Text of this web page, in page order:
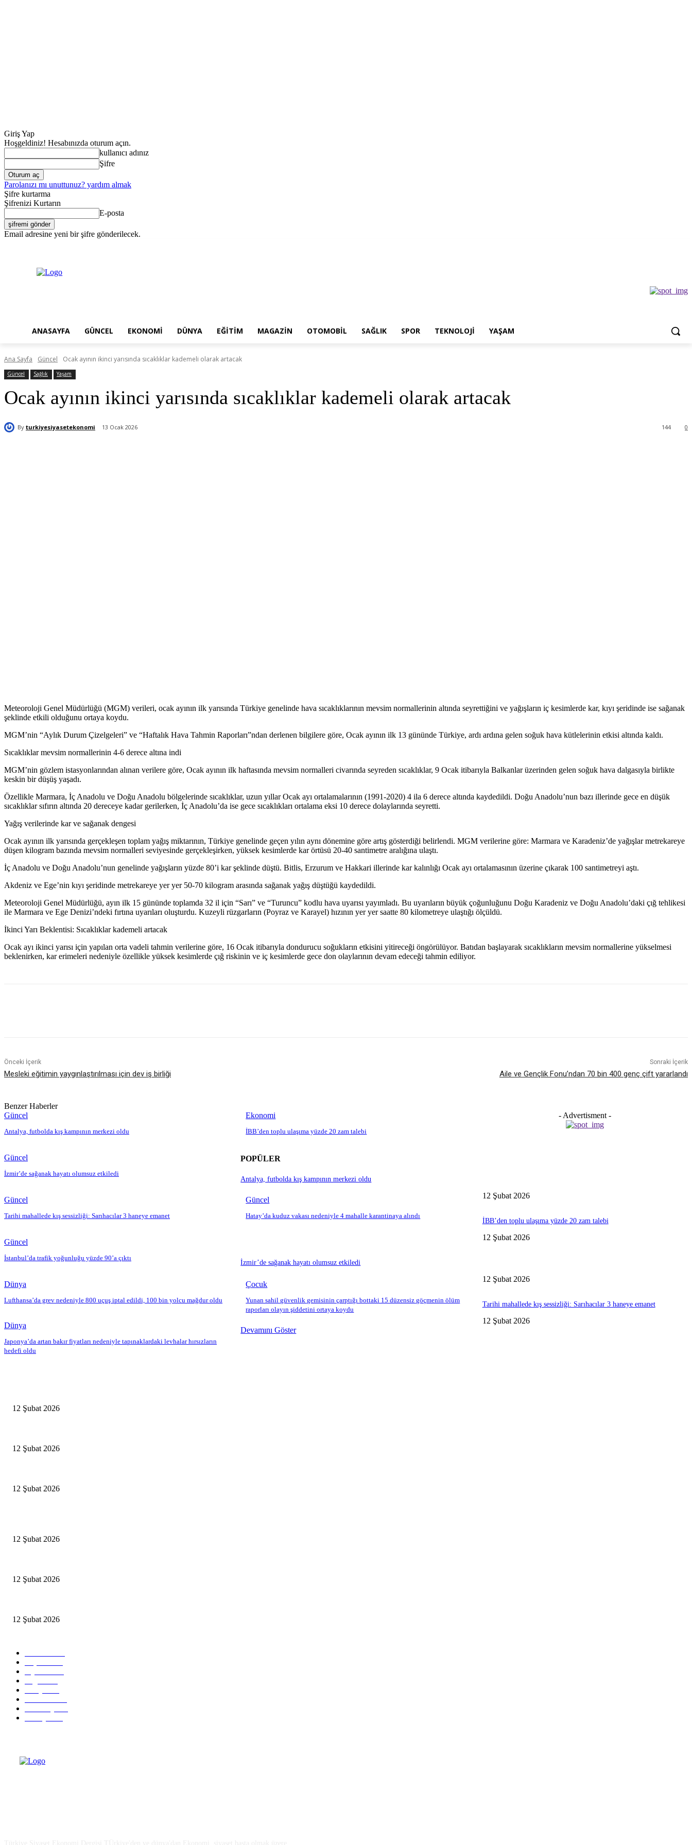
Giriş Yap
Hoşgeldiniz! Hesabınızda oturum açın.
kullanıcı adınız
Şifre
Parolanızı mı unuttunuz? yardım almak
Şifre kurtarma
Şifrenizi Kurtarın
E-posta
Email adresine yeni bir şifre gönderilecek.
ANASAYFA GÜNCEL EKONOMI DÜNYA EĞITIM MAGAZIN OTOMOBIL SAĞLIK SPOR TEKNOLOJI YAŞAM
Ana Sayfa Güncel Ocak ayının ikinci yarısında sıcaklıklar kademeli olarak artacak
Güncel Sağlık Yaşam
Ocak ayının ikinci yarısında sıcaklıklar kademeli olarak artacak
By turkiyesiyasetekonomi 13 Ocak 2026 0
144
Meteoroloji Genel Müdürlüğü (MGM) verileri, ocak ayının ilk yarısında Türkiye genelinde hava sıcaklıklarının mevsim normallerinin altında seyrettiğini ve yağışların iç kesimlerde kar, kıyı şeridinde ise sağanak
şeklinde etkili olduğunu ortaya koydu.
MGM’nin “Aylık Durum Çizelgeleri” ve “Haftalık Hava Tahmin Raporları”ndan derlenen bilgilere göre, Ocak ayının ilk 13 gününde Türkiye, ardı ardına gelen soğuk hava kütlelerinin etkisi altında kaldı.
Sıcaklıklar mevsim normallerinin 4-6 derece altına indi
MGM’nin gözlem istasyonlarından alınan verilere göre, Ocak ayının ilk haftasında mevsim normalleri civarında seyreden sıcaklıklar, 9 Ocak itibarıyla Balkanlar üzerinden gelen soğuk hava dalgasıyla birlikte
keskin bir düşüş yaşadı.
Özellikle Marmara, İç Anadolu ve Doğu Anadolu bölgelerinde sıcaklıklar, uzun yıllar Ocak ayı ortalamalarının (1991-2020) 4 ila 6 derece altında kaydedildi. Doğu Anadolu’nun bazı illerinde gece en düşük
sıcaklıklar sıfırın altında 20 dereceye kadar gerilerken, İç Anadolu’da ise gece sıcaklıkları ortalama eksi 10 derece dolaylarında seyretti.
Yağış verilerinde kar ve sağanak dengesi
Ocak ayının ilk yarısında gerçekleşen toplam yağış miktarının, Türkiye genelinde geçen yılın aynı dönemine göre artış gösterdiği belirlendi. MGM verilerine göre: Marmara ve Karadeniz’de yağışlar metrekareye
düşen kilogram bazında mevsim normalleri seviyesinde gerçekleşirken, yüksek kesimlerde kar örtüsü 20-40 santimetre aralığına ulaştı.
İç Anadolu ve Doğu Anadolu’nun genelinde yağışların yüzde 80’i kar şeklinde düştü. Bitlis, Erzurum ve Hakkari illerinde kar kalınlığı Ocak ayı ortalamasının üzerine çıkarak 100 santimetreyi aştı.
Akdeniz ve Ege’nin kıyı şeridinde metrekareye yer yer 50-70 kilogram arasında sağanak yağış düştüğü kaydedildi.
Meteoroloji Genel Müdürlüğü, ayın ilk 15 gününde toplamda 32 il için “Sarı” ve “Turuncu” kodlu hava uyarısı yayımladı. Bu uyarıların büyük çoğunluğunu Doğu Karadeniz ve Doğu Anadolu’daki çığ tehlikesi
ile Marmara ve Ege Denizi’ndeki fırtına uyarıları oluşturdu. Kuzeyli rüzgarların (Poyraz ve Karayel) hızının yer yer saatte 80 kilometreye ulaştığı ölçüldü.
İkinci Yarı Beklentisi: Sıcaklıklar kademeli artacak
Ocak ayı ikinci yarısı için yapılan orta vadeli tahmin verilerine göre, 16 Ocak itibarıyla dondurucu soğukların etkisini yitireceği öngörülüyor. Batıdan başlayarak sıcaklıkların mevsim normallerine yükselmesi
beklenirken, kar erimeleri nedeniyle özellikle yüksek kesimlerde çığ riskinin ve iç kesimlerde gece don olaylarının devam edeceği tahmin ediliyor.
Önceki İçerik
Mesleki eğitimin yaygınlaştırılması için dev iş birliği
Sonraki İçerik
Aile ve Gençlik Fonu’ndan 70 bin 400 genç çift yararlandı
Benzer Haberler
Güncel
Antalya, futbolda kış kampının merkezi oldu
Ekonomi
İBB’den toplu ulaşıma yüzde 20 zam talebi
Güncel
İzmir’de sağanak hayatı olumsuz etkiledi
Güncel
Tarihi mahallede kış sessizliği: Sarıhacılar 3 haneye emanet
Güncel
Hatay’da kuduz vakası nedeniyle 4 mahalle karantinaya alındı
Güncel
İstanbul’da trafik yoğunluğu yüzde 90’a çıktı
Dünya
Lufthansa’da grev nedeniyle 800 uçuş iptal edildi, 100 bin yolcu mağdur oldu
Çocuk
Yunan sahil güvenlik gemisinin çarptığı bottaki 15 düzensiz göçmenin ölüm
raporları olayın şiddetini ortaya koydu
Dünya
Japonya’da artan bakır fiyatları nedeniyle tapınaklardaki levhalar hırsızların
hedefi oldu
- Advertisment -
POPÜLER
Antalya, futbolda kış kampının merkezi oldu
12 Şubat 2026
İBB’den toplu ulaşıma yüzde 20 zam talebi
12 Şubat 2026
İzmir’de sağanak hayatı olumsuz etkiledi
12 Şubat 2026
Tarihi mahallede kış sessizliği: Sarıhacılar 3 haneye emanet
12 Şubat 2026
Devamını Göster
12 Şubat 2026
12 Şubat 2026
12 Şubat 2026
12 Şubat 2026
12 Şubat 2026
12 Şubat 2026